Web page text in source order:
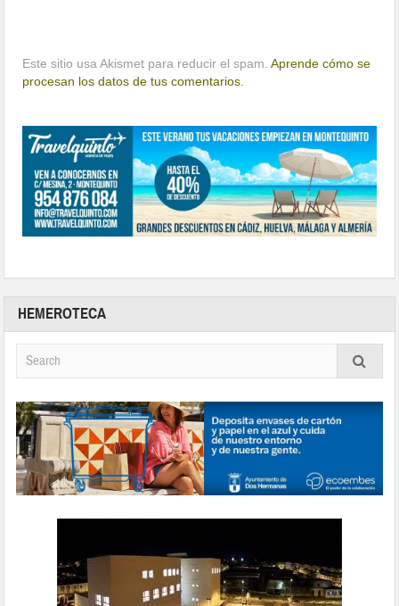
Este sitio usa Akismet para reducir el spam.Aprende cómo se
procesan los datos de tus comentarios.
HEMEROTECA